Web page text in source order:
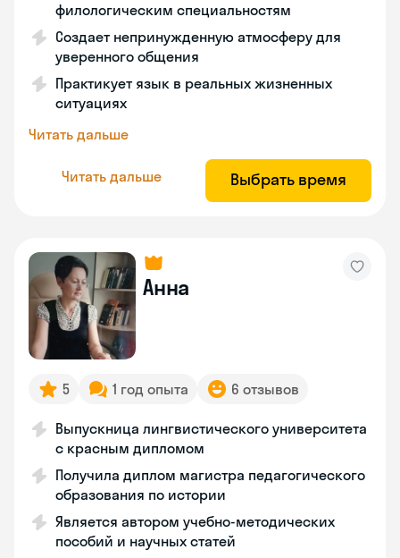
филологическим специальностям
Создает непринужденную атмосферу для
уверенного общения
Практикует язык в реальных жизненных
ситуациях
Читать дальше
Читать дальше Выбрать время
Анна
5 1 год опыта 6 отзывов
Выпускница лингвистического университета
с красным дипломом
Получила диплом магистра педагогического
образования по истории
Является автором учебно-методических
пособий и научных статей